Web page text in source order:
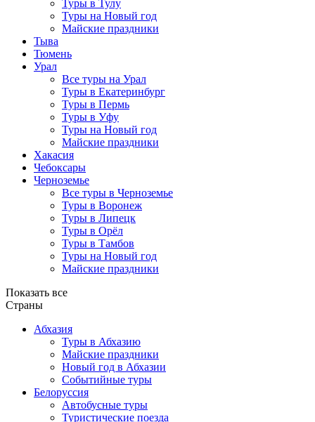
Туры в Тулу
Туры на Новый год
Майские праздники
Тыва
Тюмень
Урал
Все туры на Урал
Туры в Екатеринбург
Туры в Пермь
Туры в Уфу
Туры на Новый год
Майские праздники
Хакасия
Чебоксары
Черноземье
Все туры в Черноземье
Туры в Воронеж
Туры в Липецк
Туры в Орёл
Туры в Тамбов
Туры на Новый год
Майские праздники
Показать все
Страны
Абхазия
Туры в Абхазию
Майские праздники
Новый год в Абхазии
Событийные туры
Белоруссия
Автобусные туры
Туристические поезда